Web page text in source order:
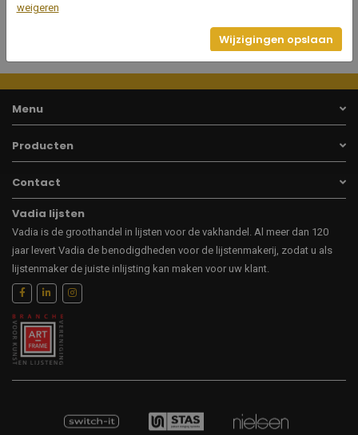
Menu
Producten
Contact
Vadia lijsten
Vadia is de groothandel in lijsten voor de vakhandel. Al meer dan 120
jaar levert Vadia de benodigdheden voor de lijstenmakerij, zodat u als
lijstenmaker de juiste inlijsting kan maken voor uw klant.
weigeren
Wijzigingen opslaan